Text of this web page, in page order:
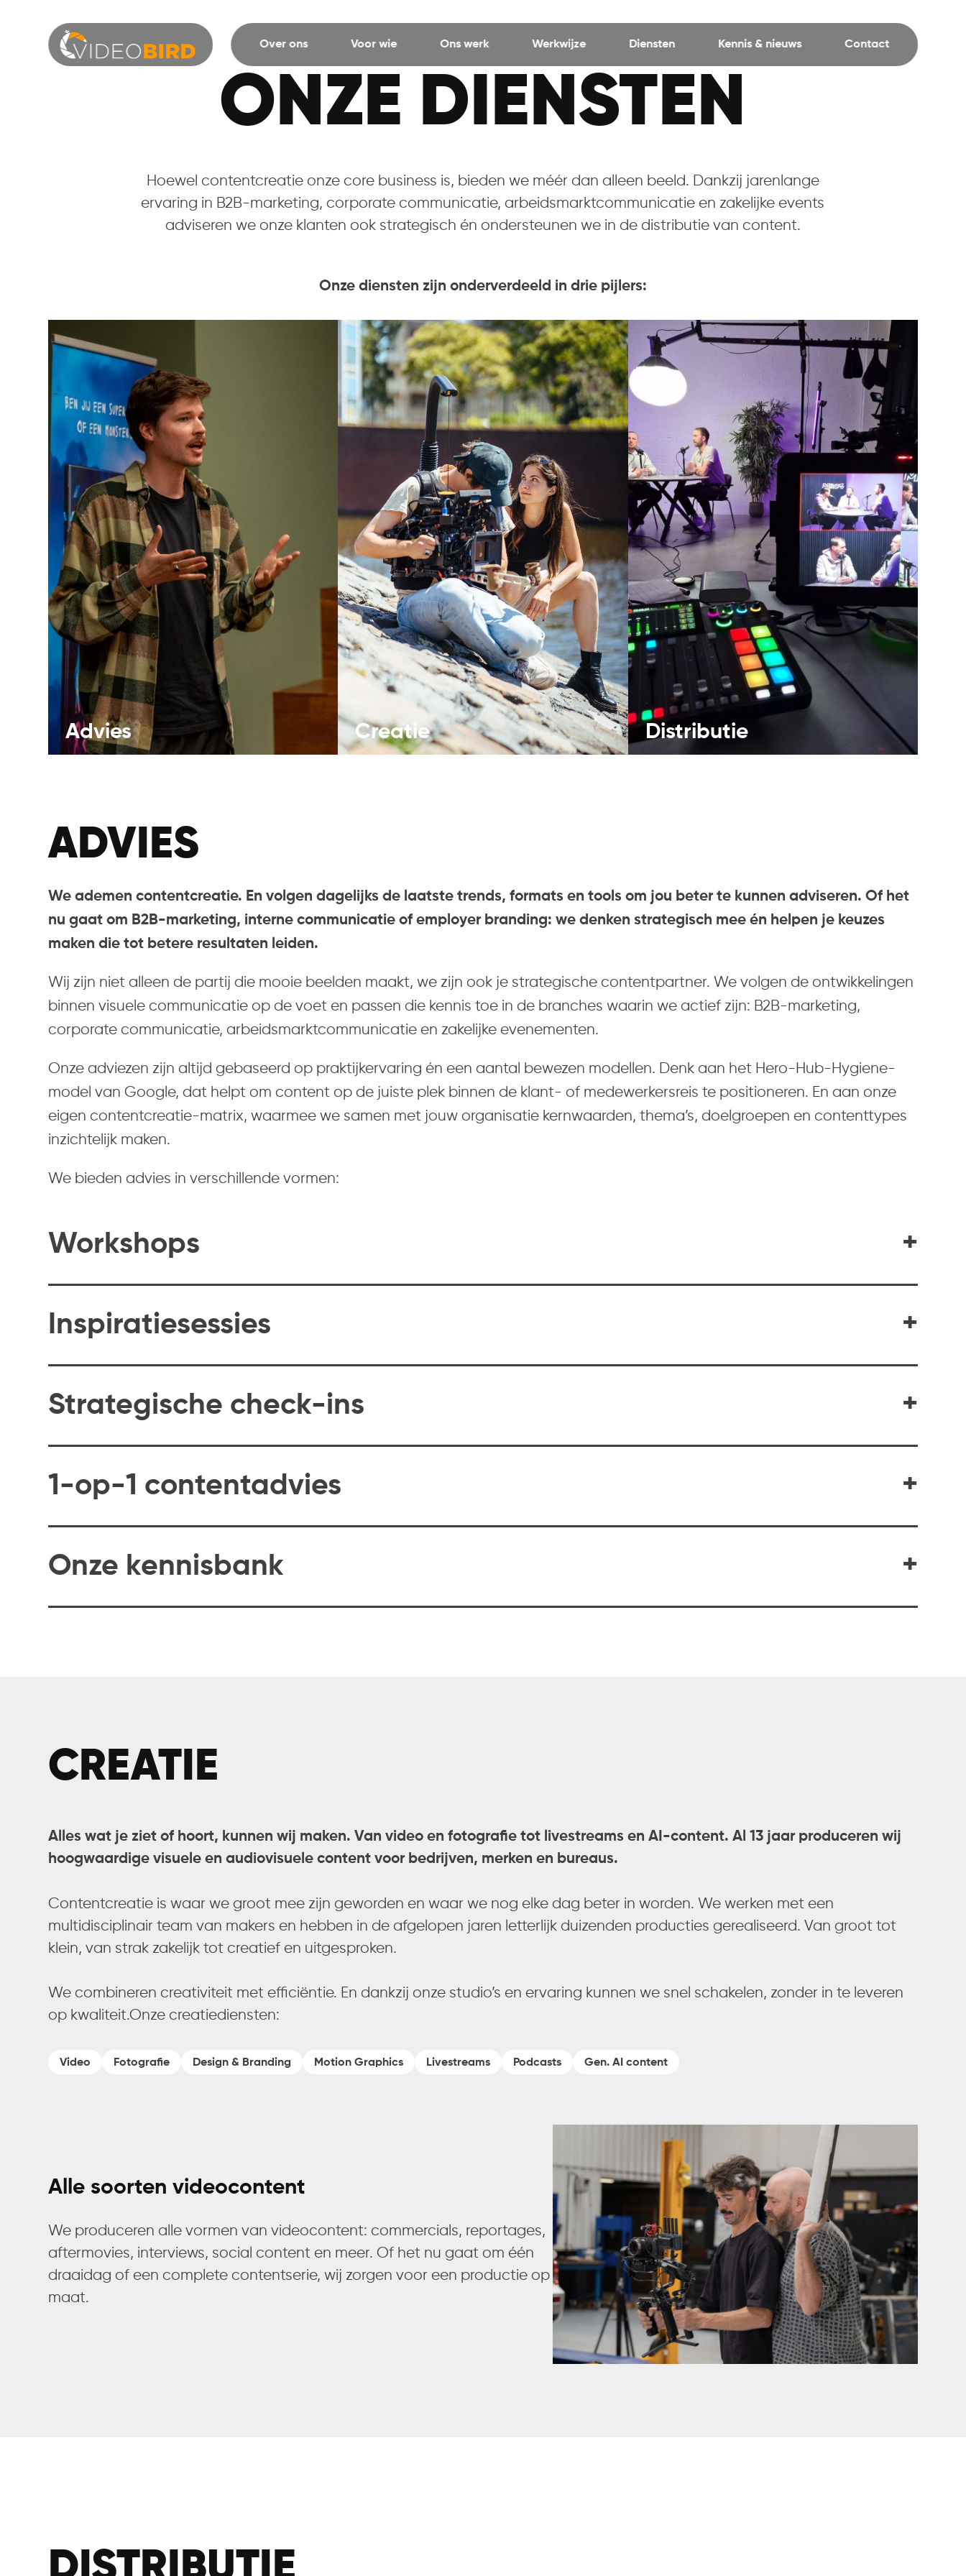
Over ons Voor wie Ons werk Werkwijze Diensten Kennis & nieuws Contact
ONZE DIENSTEN
Hoewel contentcreatie onze core business is, bieden we méér dan alleen beeld. Dankzij jarenlange
ervaring in B2B-marketing, corporate communicatie, arbeidsmarktcommunicatie en zakelijke events
adviseren we onze klanten ook strategisch én ondersteunen we in de distributie van content.
Onze diensten zijn onderverdeeld in drie pijlers:
Advies Creatie Distributie
ADVIES
We ademen contentcreatie. En volgen dagelijks de laatste trends, formats en tools om jou beter te kunnen adviseren. Of het
nu gaat om B2B-marketing, interne communicatie of employer branding: we denken strategisch mee én helpen je keuzes
maken die tot betere resultaten leiden.
Wij zijn niet alleen de partij die mooie beelden maakt, we zijn ook je strategische contentpartner. We volgen de ontwikkelingen
binnen visuele communicatie op de voet en passen die kennis toe in de branches waarin we actief zijn: B2B-marketing,
corporate communicatie, arbeidsmarktcommunicatie en zakelijke evenementen.
Onze adviezen zijn altijd gebaseerd op praktijkervaring én een aantal bewezen modellen. Denk aan het Hero-Hub-Hygiene-
model van Google, dat helpt om content op de juiste plek binnen de klant- of medewerkersreis te positioneren. En aan onze
eigen contentcreatie-matrix, waarmee we samen met jouw organisatie kernwaarden, thema’s, doelgroepen en contenttypes
inzichtelijk maken.
We bieden advies in verschillende vormen:
Workshops
Inspiratiesessies
Strategische check-ins
1-op-1 contentadvies
Onze kennisbank
CREATIE
Alles wat je ziet of hoort, kunnen wij maken. Van video en fotografie tot livestreams en AI-content. Al 13 jaar produceren wij
hoogwaardige visuele en audiovisuele content voor bedrijven, merken en bureaus.
Contentcreatie is waar we groot mee zijn geworden en waar we nog elke dag beter in worden. We werken met een
multidisciplinair team van makers en hebben in de afgelopen jaren letterlijk duizenden producties gerealiseerd. Van groot tot
klein, van strak zakelijk tot creatief en uitgesproken.
We combineren creativiteit met efficiëntie. En dankzij onze studio’s en ervaring kunnen we snel schakelen, zonder in te leveren
op kwaliteit.Onze creatiediensten:
Video Fotografie Design & Branding Motion Graphics Livestreams Podcasts Gen. AI content
Alle soorten videocontent
We produceren alle vormen van videocontent: commercials, reportages,
aftermovies, interviews, social content en meer. Of het nu gaat om één
draaidag of een complete contentserie, wij zorgen voor een productie op
maat.